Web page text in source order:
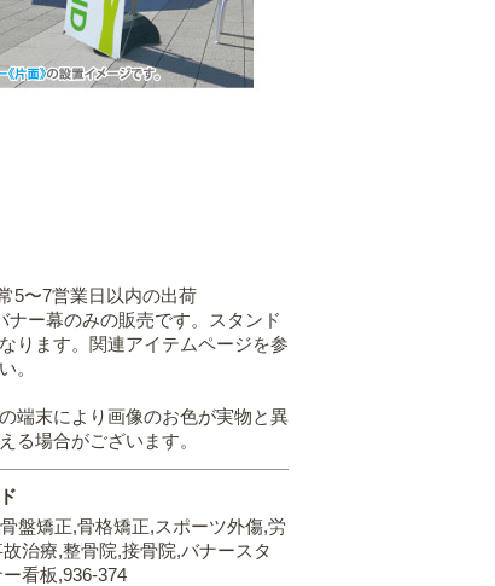
5〜7営業日以内の出荷
ナー幕のみの販売です。スタンド
ります。関連アイテムページを参
。
端末により画像のお色が実物と異
る場合がございます。
盤矯正,骨格矯正,スポーツ外傷,労
治療,整骨院,接骨院,バナースタ
看板,936-374